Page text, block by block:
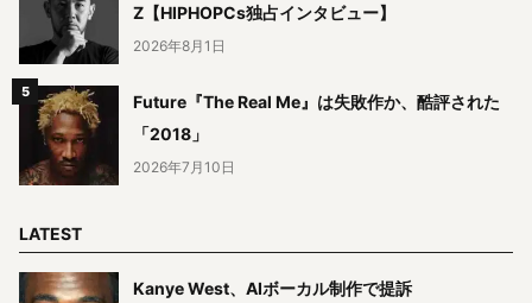
Z【HIPHOPCs独占インタビュー】
2026年8月1日
Future『The Real Me』は失敗作か、酷評された
「2018」
2026年7月10日
LATEST
Kanye West、AIボーカル制作で提訴